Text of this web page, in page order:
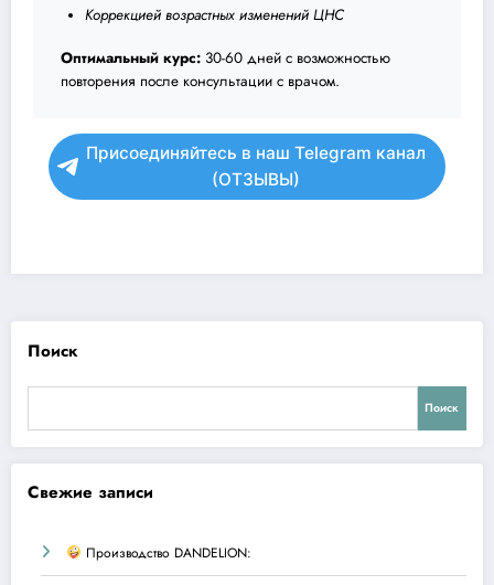
Коррекцией возрастных изменений ЦНС
Оптимальный курс: 30-60 дней с возможностью
повторения после консультации с врачом.
Присоединяйтесь в наш Telegram канал
(ОТЗЫВЫ)
Поиск
Поиск
Свежие записи
Производство DANDELION: